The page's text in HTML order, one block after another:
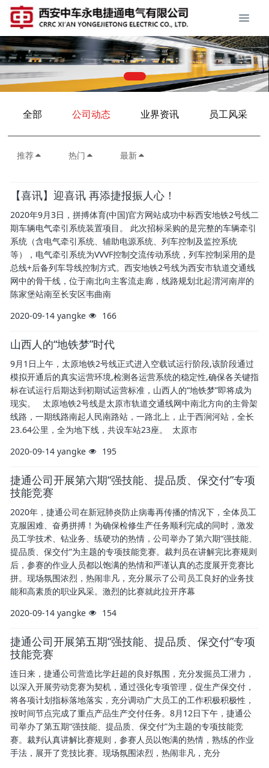
全部 公司动态 业界资讯 员工风采
推荐 热门 最新
【喜讯】迎喜讯 再添捷报振人心！
2020年9月3日，拼搏体育(中国)官方网站成功中标西安地铁2号线二
期车辆电气牵引系统装置项目。 此次招标采购的是完整的车辆牵引
系统（含电气牵引系统、辅助电源系统、列车控制及监控系统
等），电气牵引系统为VVVF控制交流传动系统，列车控制采用的是
总线+后备列车导线控制方式。西安地铁2号线为西安市轨道交通线
网中的骨干线，位于南北向主客流走廊，线路规划北起渭河南岸的
陈家堡站南至长安区韦曲南
2020-09-14 yangke 166
山西人的“地铁梦”时代
9月1日上午，太原地铁2号线正式进入空载试运行阶段,该阶段通过
模拟开通后的真实运营环境,检测各运营系统的稳定性,确保各关键指
标在试运行后期达到初期试运营标准，山西人的“地铁梦”即将成为
现实。 太原地铁2号线是太原市轨道交通线网中南北方向的主骨架
线路，一期线路南起人民南路站，一路北上，止于西涧河站，全长
23.64公里，全为地下线，共设车站23座。 太原市
2020-09-14 yangke 195
捷通公司开展第六期“强技能、提品质、保交付”专项
技能竞赛
2020年，捷通公司在新冠肺炎防止病毒再传播的情况下，全体员工
克服困难、奋勇拼搏！为确保检修生产任务顺利完成的同时，激发
员工学技术、钻业务、练硬功的热情，公司举办了第六期“强技能、
提品质、保交付”为主题的专项技能竞赛。裁判员在讲解完比赛规则
后，参赛的作业人员都以饱满的热情和严谨认真的态度展开竞赛比
拼。现场氛围浓烈，热闹非凡，充分展示了公司员工良好的业务技
能和高素质的职业风采。激烈的比赛就此拉开序幕
2020-09-14 yangke 154
捷通公司开展第五期“强技能、提品质、保交付”专项
技能竞赛
连日来，捷通公司营造比学赶超的良好氛围，充分发掘员工潜力，
以深入开展劳动竞赛为契机，通过强化专项管理，促生产保交付，
将各项计划指标落地落实，充分调动广大员工的工作积极积极性，
按时间节点完成了重点产品生产交付任务。8月12日下午，捷通公
司举办了第五期“强技能、提品质、保交付”为主题的专项技能竞
赛。裁判认真讲解比赛规则，参赛人员以饱满的热情，熟练的作业
手法，展开了竞技比赛。现场氛围浓烈，热闹非凡，充分